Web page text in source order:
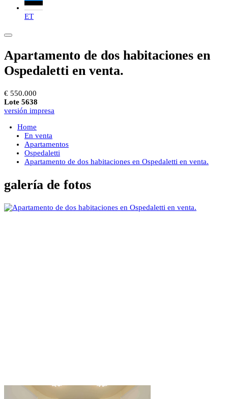
ET
Apartamento de dos habitaciones en
Ospedaletti en venta.
€ 550.000
Lote 5638
versión impresa
Home
En venta
Apartamentos
Ospedaletti
Apartamento de dos habitaciones en Ospedaletti en venta.
galería de fotos